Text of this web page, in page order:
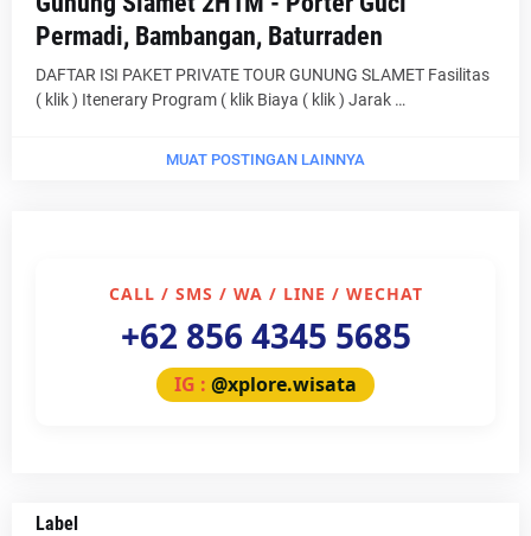
Permadi, Bambangan, Baturraden
DAFTAR ISI PAKET PRIVATE TOUR GUNUNG SLAMET Fasilitas
( klik ) Itenerary Program ( klik Biaya ( klik ) Jarak …
MUAT POSTINGAN LAINNYA
CALL / SMS / WA / LINE / WECHAT
+62 856 4345 5685
IG : @xplore.wisata
Label